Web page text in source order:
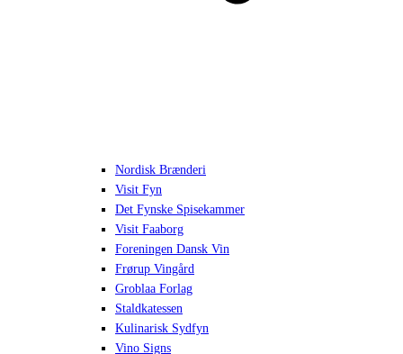
Nordisk Brænderi
Visit Fyn
Det Fynske Spisekammer
Visit Faaborg
Foreningen Dansk Vin
Frørup Vingård
Groblaa Forlag
Staldkatessen
Kulinarisk Sydfyn
Vino Signs